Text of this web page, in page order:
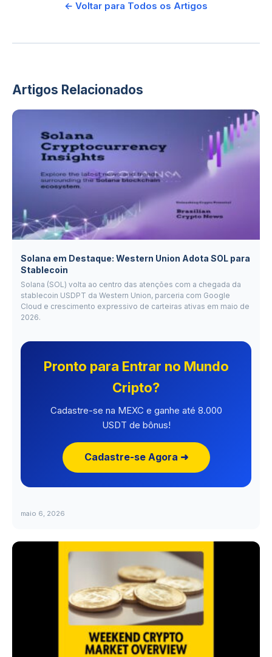
← Voltar para Todos os Artigos
Artigos Relacionados
Solana em Destaque: Western Union Adota SOL para
Stablecoin
Solana (SOL) volta ao centro das atenções com a chegada da
stablecoin USDPT da Western Union, parceria com Google
Cloud e crescimento expressivo de carteiras ativas em maio de
2026.
Pronto para Entrar no Mundo
Cripto?
Cadastre-se na MEXC e ganhe até 8.000
USDT de bônus!
Cadastre-se Agora ➜
maio 6, 2026